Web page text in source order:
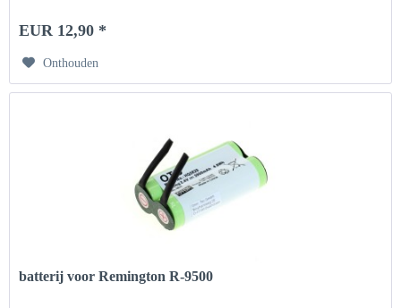
EUR 12,90 *
Onthouden
batterij voor Remington R-9500